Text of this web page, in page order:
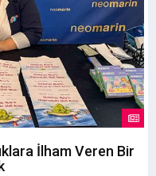
İlham Veren Bir